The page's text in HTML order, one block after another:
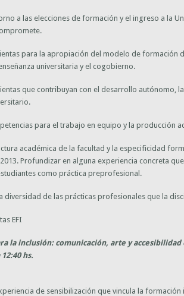
a las elecciones de formación y el ingreso a la
para la apropiación del modelo de formación
universitaria y el cogobierno.
que contribuyan con el desarrollo autónomo,
para el trabajo en equipo y la producción
académica de la facultad y la especificidad
2013. Profundizar en alguna experiencia concreta
como práctica preprofesional.
diversidad de las prácticas profesionales que la
EFI
la inclusión: comunicación, arte y accesibilidad
hs.
de sensibilización que vincula la